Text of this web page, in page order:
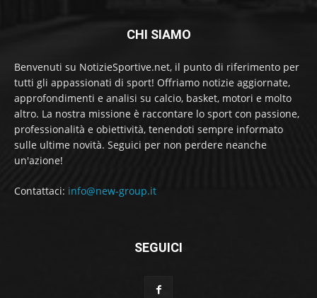
CHI SIAMO
Benvenuti su NotizieSportive.net, il punto di riferimento per
tutti gli appassionati di sport! Offriamo notizie aggiornate,
approfondimenti e analisi su calcio, basket, motori e molto
altro. La nostra missione è raccontare lo sport con passione,
professionalità e obiettività, tenendoti sempre informato
sulle ultime novità. Seguici per non perdere neanche
un'azione!
Contattaci: info@new-group.it
SEGUICI